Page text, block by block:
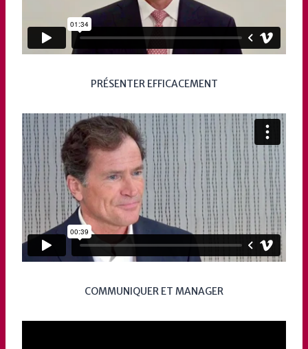
PRÉSENTER EFFICACEMENT
COMMUNIQUER ET MANAGER